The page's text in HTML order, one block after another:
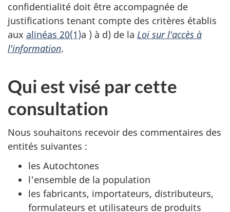
confidentialité doit être accompagnée de
justifications tenant compte des critères établis
aux alinéas 20(1)a ) à d) de la Loi sur l'accès à
l'information.
Qui est visé par cette
consultation
Nous souhaitons recevoir des commentaires des
entités suivantes :
les Autochtones
l'ensemble de la population
les fabricants, importateurs, distributeurs,
formulateurs et utilisateurs de produits